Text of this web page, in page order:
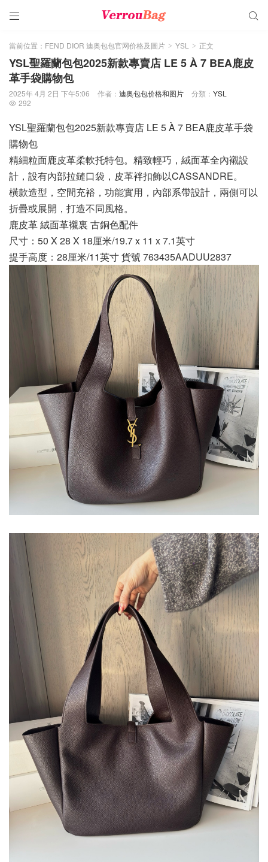
 
當前位置： FEND DIOR 迪奥包包官网价格及圖片 > YSL > 正文
YSL聖羅蘭包包2025新款專賣店 LE 5 À 7 BEA鹿皮
革手袋購物包
2025年 4月 2日 下午5:06 作者： 迪奥包包价格和图片 分類： YSL
 292
YSL聖羅蘭包包2025新款專賣店 LE 5 À 7 BEA鹿皮革手袋
購物包
精細粒面鹿皮革柔軟托特包。精致輕巧，絨面革全內襯設
計，設有內部拉鏈口袋，皮革袢扣飾以CASSANDRE。
橫款造型，空間充裕，功能實用，內部系帶設計，兩側可以
折疊或展開，打造不同風格。
鹿皮革 絨面革襯裏 古銅色配件
尺寸：50 X 28 X 18厘米/19.7 x 11 x 7.1英寸
提手高度：28厘米/11英寸 貨號 763435AADUU2837